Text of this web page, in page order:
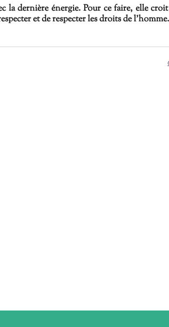
la dernière énergie. Pour ce faire, elle
et de respecter les droits de l'homme.